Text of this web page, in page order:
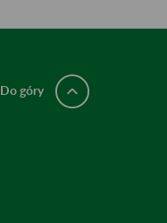
Do góry